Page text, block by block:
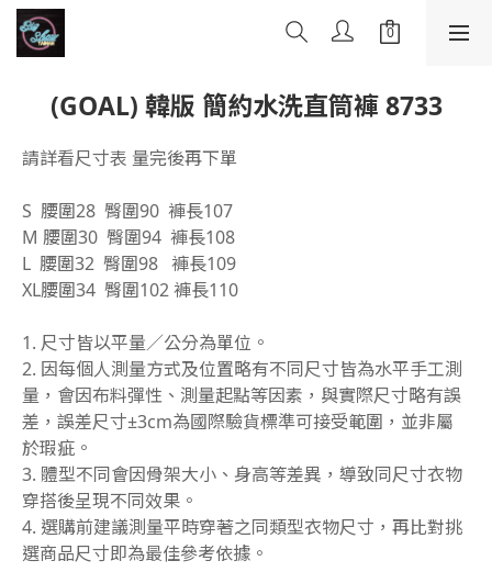
(GOAL) 韓版 簡約水洗直筒褲 8733
請詳看尺寸表 量完後再下單
S  腰圍28  臀圍90  褲長107
M 腰圍30  臀圍94  褲長108
L  腰圍32  臀圍98   褲長109
XL腰圍34  臀圍102 褲長110
1. 尺寸皆以平量／公分為單位。
2. 因每個人測量方式及位置略有不同尺寸皆為水平手工測
量，會因布料彈性、測量起點等因素，與實際尺寸略有誤
差，誤差尺寸±3cm為國際驗貨標準可接受範圍，並非屬
於瑕疵。
3. 體型不同會因骨架大小、身高等差異，導致同尺寸衣物
穿搭後呈現不同效果。
4. 選購前建議測量平時穿著之同類型衣物尺寸，再比對挑
選商品尺寸即為最佳參考依據。